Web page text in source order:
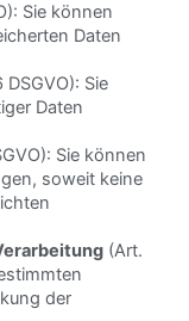
Sie können
Daten
Sie
Daten
Sie können
soweit keine
(Art.
der